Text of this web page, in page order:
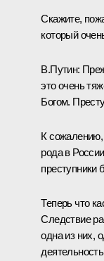
Скажите,
который
В.Путин:
это очень
Богом.
К сожалению,
рода в
преступники
Теперь что
Следствие
одна из них,